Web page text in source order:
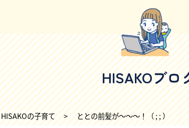
HISAKOブロ
HISAKOの子育て > ととの前髪が〜〜〜！（ ; ; ）